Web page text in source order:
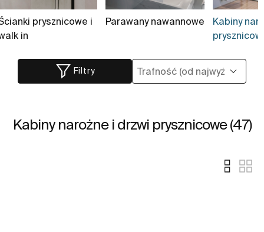
prysznicowe i
in
Parawany nawannowe
Kabiny
Filtry
Kabiny narożne i drzwi prysznicowe (47)